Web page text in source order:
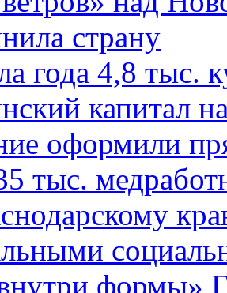
страну
года 4,8 тыс.
капитал
оформили
тыс.
формы»